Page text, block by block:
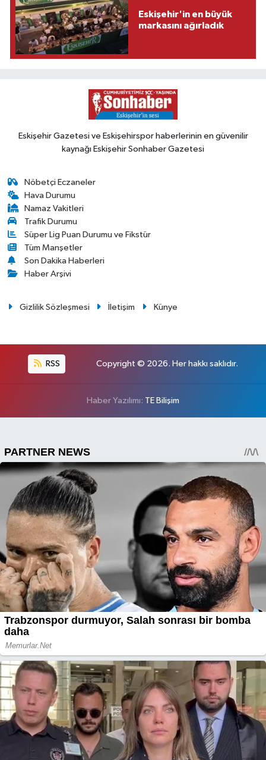
Eskişehir'in en büyük
markasını ağırladık
Eskişehir Gazetesi ve Eskişehirspor haberlerinin en güvenilir
kaynağı Eskişehir Sonhaber Gazetesi
Nöbetçi Eczaneler
Hava Durumu
Namaz Vakitleri
Trafik Durumu
Süper Lig Puan Durumu ve Fikstür
Tüm Manşetler
Son Dakika Haberleri
Haber Arşivi
Gizlilik Sözleşmesi İletişim Künye
RSS Copyright © 2026. Her hakkı saklıdır.
Haber Yazılımı: TE Bilişim